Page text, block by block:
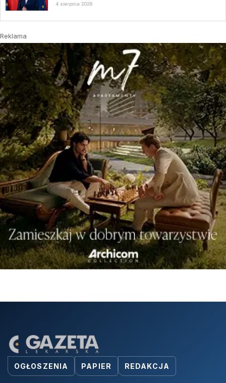
4 sierpnia 2026
Reklama
OGŁOSZENIA PAPIER REDAKCJA